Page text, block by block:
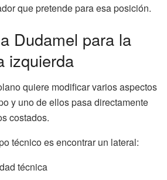
que pretende para esa posición.
Dudamel para la
izquierda
quiere modificar varios aspectos
y uno de ellos pasa directamente
costados.
técnico es encontrar un lateral:
técnica